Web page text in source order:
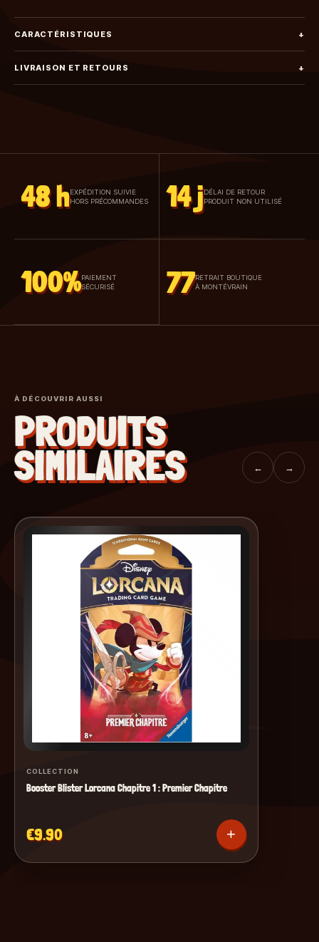
CARACTÉRISTIQUES +
LIVRAISON ET RETOURS +
48 hEXPÉDITION SUIVIE
HORS PRÉCOMMANDES
14 jDÉLAI DE RETOUR
PRODUIT NON UTILISÉ
100%PAIEMENT
SÉCURISÉ
77RETRAIT BOUTIQUE
À MONTÉVRAIN
À DÉCOUVRIR AUSSI
PRODUITS
SIMILAIRES ← →
COLLECTION
Booster Blister Lorcana Chapitre 1 : Premier Chapitre
€9.90 +